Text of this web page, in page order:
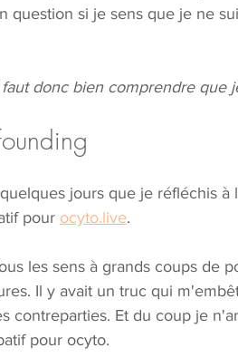
question si je sens que je ne
donc bien comprendre que
jours que je réfléchis à
pour ocyto.live.
les sens à grands coups de
Il y avait un truc qui
contreparties. Et du coup je
pour ocyto.